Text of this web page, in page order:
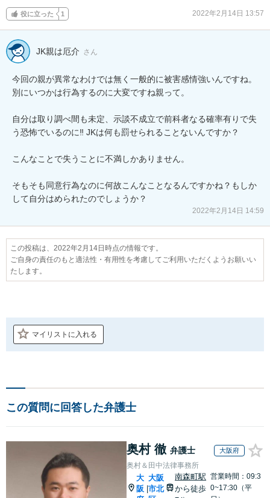
役に立った 1 2022年2月14日 13:57
JK親は厄介 さん
今回の親が異常なわけでは無く一般的に被害感情強いんですね。
別にいつかは行為するのに大変ですね親って。
自分は取り調べ間も未定、示談不成立で前科者なる確率有りで失
う恐怖でいるのに‼︎ JKは何も罰せられることないんですか？
こんなことで失うことに不満しかありません。
そもそも同意行為なのに何故こんなことなるんですかね？もしか
して自分はめられたのでしょうか？
2022年2月14日 14:59
この投稿は、2022年2月14日時点の情報です。
ご自身の責任のもと適法性・有用性を考慮してご利用いただくようお願いい
たします。
マイリストに入れる
この質問に回答した弁護士
奥村 徹 弁護士 大阪府
奥村＆田中法律事務所
大
阪
大阪
市北
南森町駅
から徒歩
営業時間：09:3
0~17:30（平